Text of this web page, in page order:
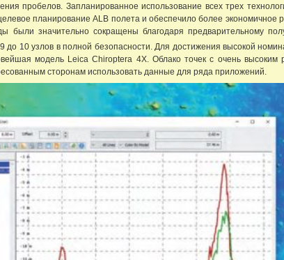
пробелов. Запланированное использование всех трех
планирование ALB полета и обеспечило более
были значительно сокращены благодаря предварительному
до 10 узлов в полной безопасности. Для достижения высокой
модель Leica Chiroptera 4X. Облако точек с очень
сторонам использовать данные для ряда приложений.